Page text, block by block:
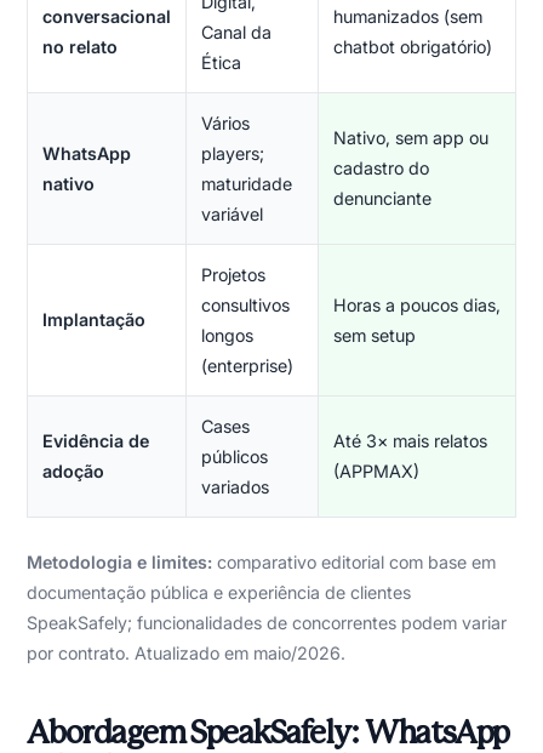
conversacional
no relato
Canal da
Ética
humanizados (sem
chatbot obrigatório)
WhatsApp
nativo
Vários
players;
maturidade
variável
Nativo, sem app ou
cadastro do
denunciante
Implantação
Projetos
consultivos
longos
(enterprise)
Horas a poucos dias,
sem setup
Evidência de
adoção
Cases
públicos
variados
Até 3× mais relatos
(APPMAX)
Metodologia e limites: comparativo editorial com base em
documentação pública e experiência de clientes
SpeakSafely; funcionalidades de concorrentes podem variar
por contrato. Atualizado em maio/2026.
Abordagem SpeakSafely: WhatsApp